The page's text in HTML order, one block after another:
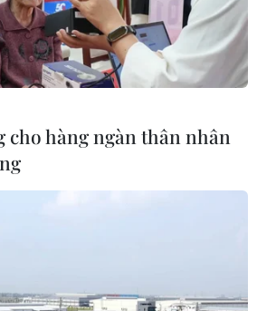
cho hàng ngàn thân nhân